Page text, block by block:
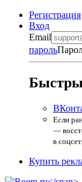
Регистрация
Вход
Email
пароль
Если
—
в
Купить